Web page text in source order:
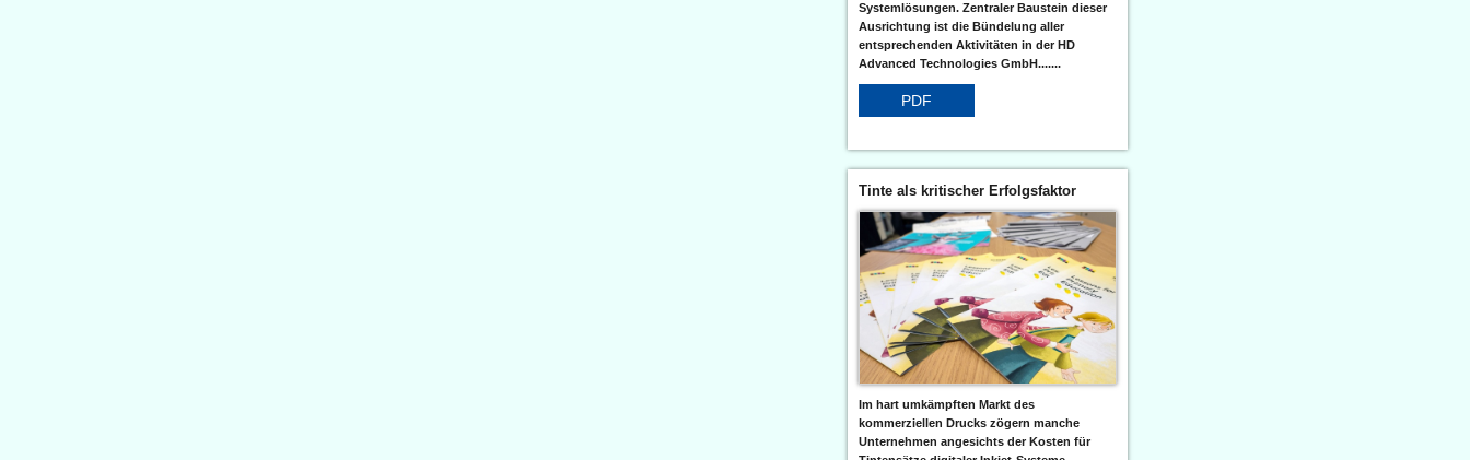
Systemlösungen. Zentraler Baustein dieser
Ausrichtung ist die Bündelung aller
entsprechenden Aktivitäten in der HD
Advanced Technologies GmbH.......
PDF
Tinte als kritischer Erfolgsfaktor
Im hart umkämpften Markt des
kommerziellen Drucks zögern manche
Unternehmen angesichts der Kosten für